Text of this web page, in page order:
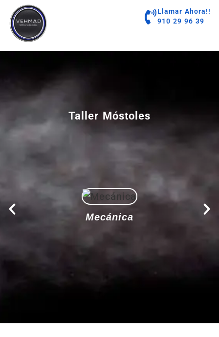
contenido
Llamar Ahora!!
910 29 96 39
Taller Móstoles
Mecánica